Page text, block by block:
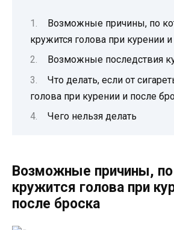
Возможные причины, по
кружится голова при курении
Возможные последствия
Что делать, если от
голова при курении и после
Чего нельзя делать
Возможные причины,
кружится голова при
после броска